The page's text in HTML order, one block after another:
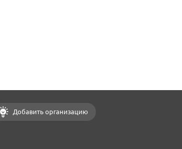
Добавить организацию